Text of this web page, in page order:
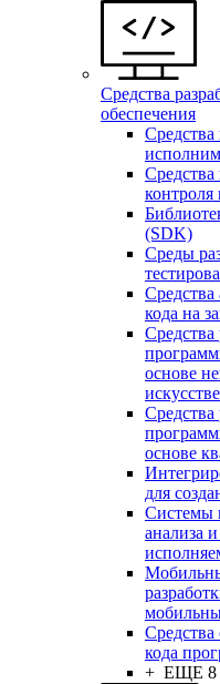
Средства
обеспечения
Средства
Средства
контроля
(SDK)
Среды
Средства
кода на
Средства
основе
Средства
основе
для
Системы
анализа
кода
+ ЕЩЕ 8